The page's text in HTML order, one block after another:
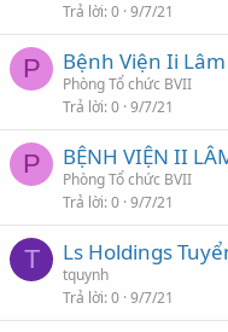
Trả lời 0 9/7/21
P Bệnh Viện Ii
Phòng Tổ chức BVII
Trả lời 0 9/7/21
P BỆNH VIỆN II
Phòng Tổ chức BVII
Trả lời 0 9/7/21
T Ls Holdings
tquynh
Trả lời 0 9/7/21